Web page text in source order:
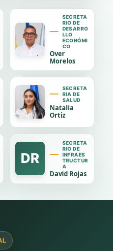
SECRETA
RIO DE
DESARRO
LLO
ECONÓMI
CO
Over
Morelos
SECRETA
RIA DE
SALUD
Natalia
Ortiz
DR
SECRETA
RIO DE
INFRAES
TRUCTUR
A
David Rojas